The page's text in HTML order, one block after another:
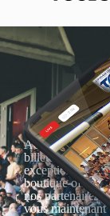
Actualités,
billetterie,
exceptionnelles
boutique
nos
vous maintenant